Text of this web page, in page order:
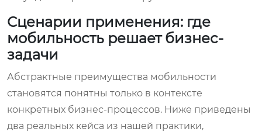
Сценарии применения: где
мобильность решает бизнес-
задачи
Абстрактные преимущества мобильности
становятся понятны только в контексте
конкретных бизнес-процессов. Ниже приведены
два реальных кейса из нашей практики,